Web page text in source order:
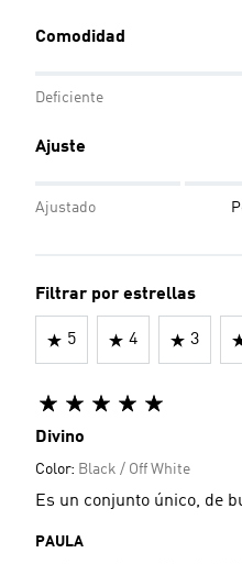
Comodidad
Deficiente
Ajuste
Ajustado
Filtrar por estrellas
5 4 3
Divino
Color: Black / Off White
Es un conjunto único, de
PAULA